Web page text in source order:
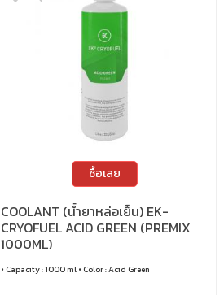
ซื้อเลย
COOLANT (น้ำยาหล่อเย็น) EK-
CRYOFUEL ACID GREEN (PREMIX
1000ML)
• Capacity : 1000 ml • Color : Acid Green